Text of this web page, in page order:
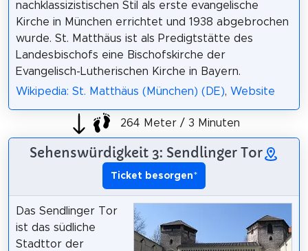
nachklassizistischen Stil als erste evangelische
Kirche in München errichtet und 1938 abgebrochen
wurde. St. Matthäus ist als Predigtstätte des
Landesbischofs eine Bischofskirche der
Evangelisch-Lutherischen Kirche in Bayern.
Wikipedia: St. Matthäus (München) (DE), Website
264 Meter / 3 Minuten
Sehenswürdigkeit 3: Sendlinger Tor
Ticket besorgen*
Das Sendlinger Tor
ist das südliche
Stadttor der